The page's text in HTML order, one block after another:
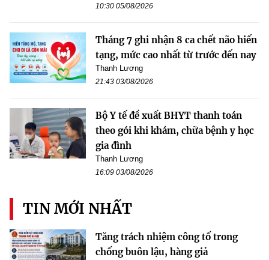
10:30 05/08/2026
Tháng 7 ghi nhận 8 ca chết não hiến
tạng, mức cao nhất từ trước đến nay
Thanh Lương
21:43 03/08/2026
Bộ Y tế đề xuất BHYT thanh toán
theo gói khi khám, chữa bệnh y học
gia đình
Thanh Lương
16:09 03/08/2026
TIN MỚI NHẤT
Tăng trách nhiệm công tố trong
chống buôn lậu, hàng giả